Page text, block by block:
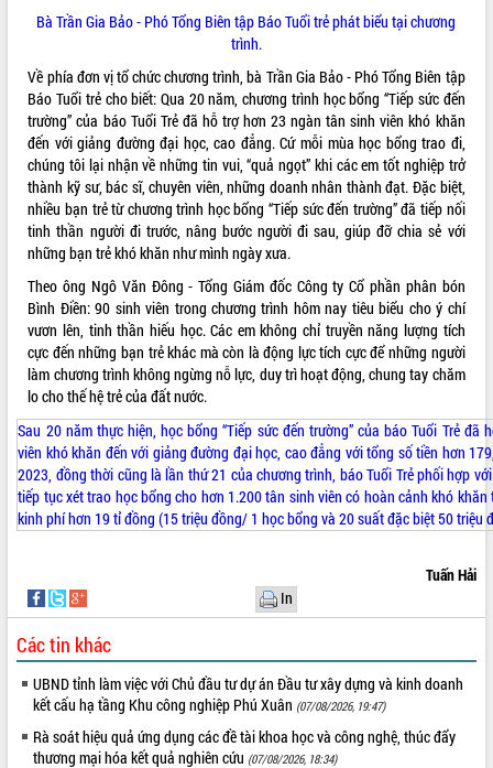
Bà Trần Gia Bảo - Phó Tổng Biên tập Báo Tuổi trẻ phát biểu tại chương
trình.
Về phía đơn vị tổ chức chương trình, bà Trần Gia Bảo - Phó Tổng Biên tập
Báo Tuổi trẻ cho biết: Qua 20 năm, chương trình học bổng “Tiếp sức đến
trường” của báo Tuổi Trẻ đã hỗ trợ hơn 23 ngàn tân sinh viên khó khăn
đến với giảng đường đại học, cao đẳng. Cứ mỗi mùa học bổng trao đi,
chúng tôi lại nhận về những tin vui, “quả ngọt” khi các em tốt nghiệp trở
thành kỹ sư, bác sĩ, chuyên viên, những doanh nhân thành đạt. Đặc biệt,
nhiều bạn trẻ từ chương trình học bổng “Tiếp sức đến trường” đã tiếp nối
tinh thần người đi trước, nâng bước người đi sau, giúp đỡ chia sẻ với
những bạn trẻ khó khăn như mình ngày xưa.
Theo ông Ngô Văn Đông - Tổng Giám đốc Công ty Cổ phần phân bón
Bình Điền: 90 sinh viên trong chương trình hôm nay tiêu biểu cho ý chí
vươn lên, tinh thần hiếu học. Các em không chỉ truyền năng lượng tích
cực đến những bạn trẻ khác mà còn là động lực tích cực để những người
làm chương trình không ngừng nỗ lực, duy trì hoạt động, chung tay chăm
lo cho thế hệ trẻ của đất nước.
Sau 20 năm thực hiện, học bổng “Tiếp sức đến trường” của báo Tuổi Trẻ đã
viên khó khăn đến với giảng đường đại học, cao đẳng với tổng số tiền hơn
2023, đồng thời cũng là lần thứ 21 của chương trình, báo Tuổi Trẻ phối hợp
tiếp tục xét trao học bổng cho hơn 1.200 tân sinh viên có hoàn cảnh khó
kinh phí hơn 19 tỉ đồng (15 triệu đồng/ 1 học bổng và 20 suất đặc biệt 50 triệu
Tuấn Hải
In
Các tin khác
UBND tỉnh làm việc với Chủ đầu tư dự án Đầu tư xây dựng và kinh doanh
kết cấu hạ tầng Khu công nghiệp Phú Xuân (07/08/2026, 19:47)
Rà soát hiệu quả ứng dụng các đề tài khoa học và công nghệ, thúc đẩy
thương mại hóa kết quả nghiên cứu (07/08/2026, 18:34)